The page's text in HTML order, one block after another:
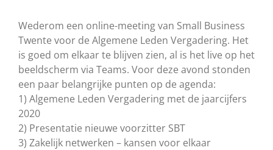
Wederom een online-meeting van Small Business
Twente voor de Algemene Leden Vergadering. Het
is goed om elkaar te blijven zien, al is het live op het
beeldscherm via Teams. Voor deze avond stonden
een paar belangrijke punten op de agenda:
1) Algemene Leden Vergadering met de jaarcijfers
2020
2) Presentatie nieuwe voorzitter SBT
3) Zakelijk netwerken – kansen voor elkaar